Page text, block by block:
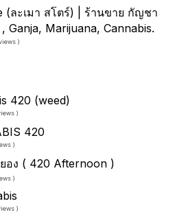
(ละเมา สโตร์) | ร้านขาย กัญชา
Ganja, Marijuana, Cannabis.
)
420 (weed)
)
420
)
อง ( 420 Afternoon )
)
)